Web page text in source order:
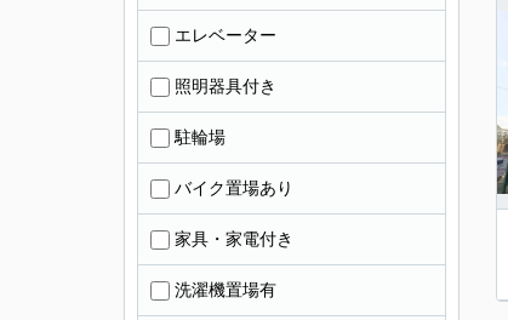
エレベーター
照明器具付き
駐輪場
バイク置場あり
家具・家電付き
洗濯機置場有